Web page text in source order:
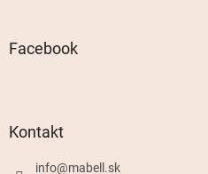
Facebook
Kontakt
info@mabell.sk